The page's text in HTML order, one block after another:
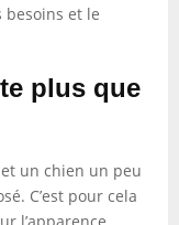
besoins et le
plus que
un chien un peu
C’est pour cela